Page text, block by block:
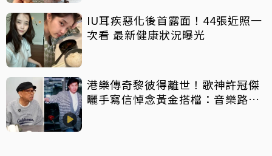
IU耳疾惡化後首露面！44張近照一
次看 最新健康狀況曝光
港樂傳奇黎彼得離世！歌神許冠傑
曬手寫信悼念黃金搭檔：音樂路上